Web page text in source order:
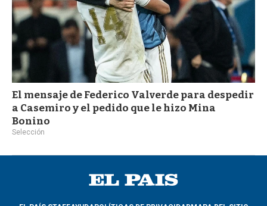
El mensaje de Federico Valverde para despedir
a Casemiro y el pedido que le hizo Mina
Bonino
Selección